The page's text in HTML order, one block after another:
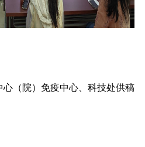
心（院）免疫中心、科技处供稿